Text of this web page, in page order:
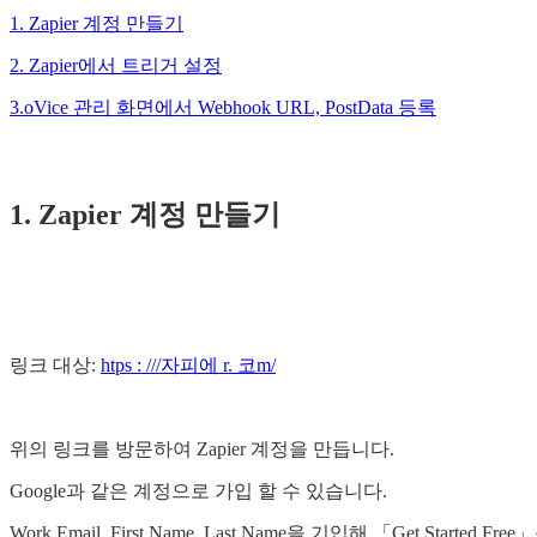
1. Zapier 계정 만들기
2. Zapier에서 트리거 설정
3.oVice 관리 화면에서 Webhook URL, PostData 등록
1. Zapier 계정 만들기
링크 대상: htps : ///자피에 r. 코m/
위의 링크를 방문하여 Zapier 계정을 만듭니다.
Google과 같은 계정으로 가입 할 수 있습니다.
Work Email, First Name, Last Name을 기입해 「Get Started Free